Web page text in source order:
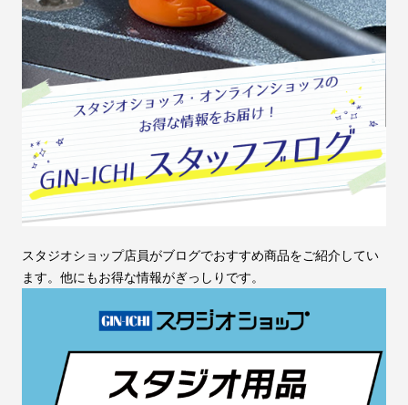
スタジオショップ店員がブログでおすすめ商品をご紹介してい
ます。他にもお得な情報がぎっしりです。